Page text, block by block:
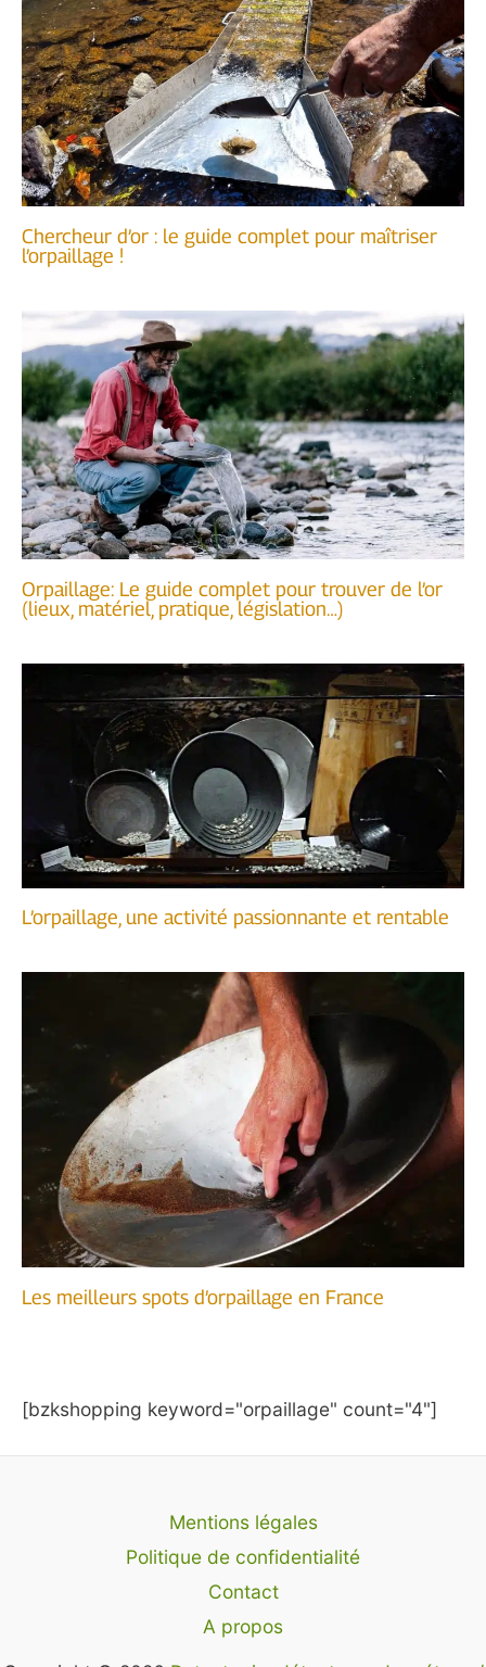
Chercheur d’or : le guide complet pour maîtriser
l’orpaillage !
Orpaillage: Le guide complet pour trouver de l’or
(lieux, matériel, pratique, législation…)
L’orpaillage, une activité passionnante et rentable
Les meilleurs spots d’orpaillage en France
[bzkshopping keyword="orpaillage" count="4"]
Mentions légales
Politique de confidentialité
Contact
A propos